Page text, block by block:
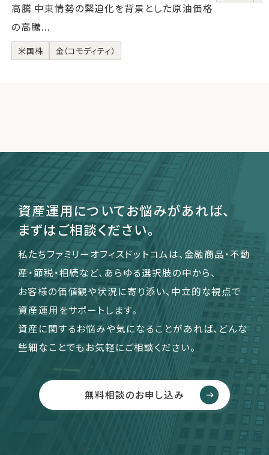
高騰 中東情勢の緊迫化を背景とした原油価格
の高騰...
米国株 金（コモディティ）
資産運用についてお悩みがあれば、
まずはご相談ください。
私たちファミリーオフィスドットコムは、金融商品・不動
産・節税・相続など、あらゆる選択肢の中から、
お客様の価値観や状況に寄り添い、中立的な視点で
資産運用をサポートします。
資産に関するお悩みや気になることがあれば、どんな
些細なことでもお気軽にご相談ください。
無料相談のお申し込み